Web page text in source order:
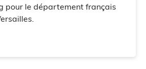
pour le département français